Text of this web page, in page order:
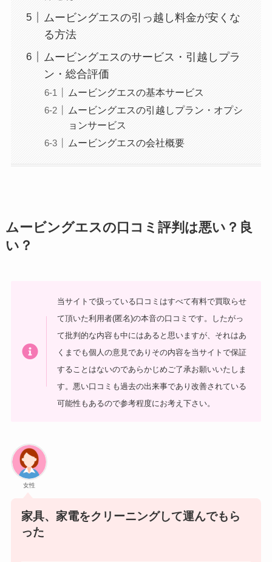
ムービングエスの引っ越し料金が安くな
る方法
ムービングエスのサービス・引越しプラ
ン・総合評価
ムービングエスの基本サービス
ムービングエスの引越しプラン・オプシ
ョンサービス
ムービングエスの会社概要
ムービングエスの口コミ評判は悪い？良
い？
当サイトで扱っている口コミはすべて有料で買取らせ
て頂いた利用者(匿名)の本音の口コミです。したがっ
て批判的な内容も中にはあると思いますが、それはあ
くまでも個人の意見でありその内容を当サイトで保証
することはないのであらかじめご了承お願いいたしま
す。悪い口コミも過去の出来事であり改善されている
可能性もあるので参考程度にお考え下さい。
女性
家具、家電をクリーニングして運んでもら
った